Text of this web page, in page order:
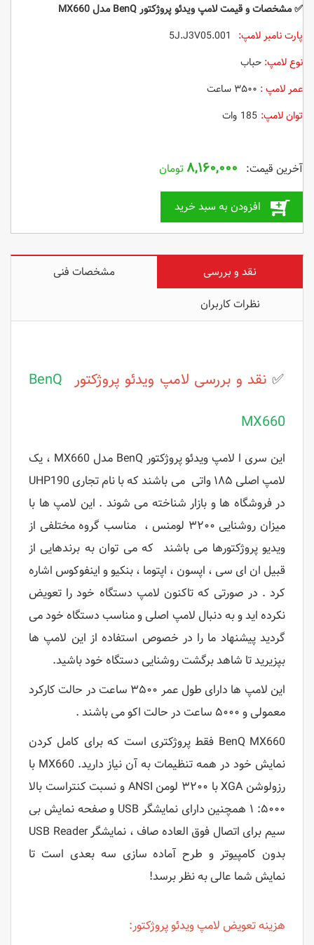
✅مشخصات و قیمتلامپ ویدئو پروژکتور BenQ مدل MX660
پارت نامبر لامپ:
نوع لامپ: حباب
عمر لامپ : ۳۵۰۰ ساعت
توان لامپ:
۸,۱۶۰,۰۰۰ تومان
افزودن به سبد خرید
نقد و بررسی
مشخصات فنی
نظرات کاربران
✅ نقد و بررسی لامپ ویدئو پروژکتور BenQ
MX660
این سری ا لامپ ویدئو پروژکتور BenQ مدل MX660 ، یک
لامپ اصلی ۱۸۵ واتی می باشند که با نام تجاری UHP190
در فروشگاه ها و بازار شناخته می شوند . این لامپ ها با
میزان روشنایی ۳۲۰۰ لومنس ، مناسب گروه مختلفی از
ویدیو پروژکتورها می باشند که می توان به برندهایی از
قبیل ان ای سی ، اپسون ، اپتوما ، بنکیو و اینفوکوس اشاره
کرد . در صورتی که تاکنون لامپ دستگاه خود را تعویض
نکرده اید و به دنبال لامپ اصلی و مناسب دستگاه خود می
گردید پیشنهاد ما را در خصوص استفاده از این لامپ ها
بپزیرید تا شاهد برگشت روشنایی دستگاه خود باشید.
این لامپ ها دارای طول عمر ۳۵۰۰ ساعت در حالت کارکرد
معمولی و ۵۰۰۰ ساعت در حالت اکو می باشند .
BenQ MX660 فقط پروژکتری است که برای کامل کردن
نمایش خود در همه تنظیمات به آن نیاز دارید. MX660 با
رزولوشن XGA با ۳۲۰۰ لومن ANSI و نسبت کنتراست بالا
۵۰۰۰: ۱ همچنین دارای نمایشگر USB و صفحه نمایش بی
سیم برای اتصال فوق العاده صاف ، نمایشگر USB Reader
بدون کامپیوتر و طرح آماده سازی سه بعدی است تا
نمایش شما عالی به نظر برسد!
هزینه تعویض لامپ ویدئو پروژکتور: